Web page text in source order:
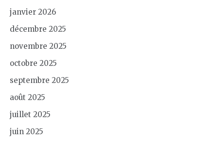
janvier 2026
décembre 2025
novembre 2025
octobre 2025
septembre 2025
août 2025
juillet 2025
juin 2025